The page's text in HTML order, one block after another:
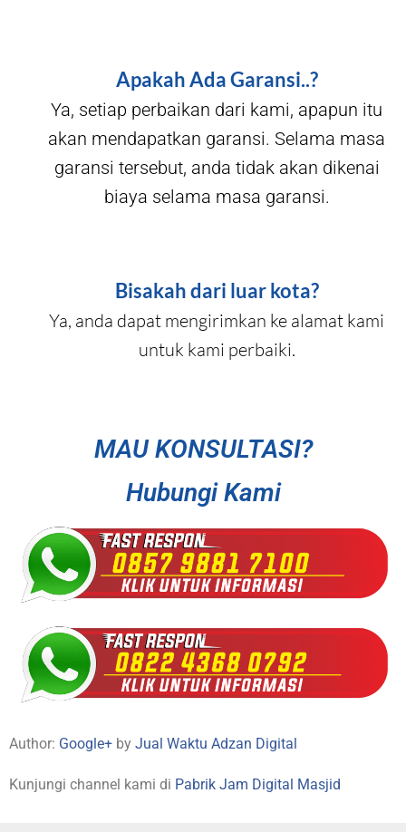
Apakah Ada Garansi..?
Ya, setiap perbaikan dari kami, apapun itu
akan mendapatkan garansi. Selama masa
garansi tersebut, anda tidak akan dikenai
biaya selama masa garansi.
Bisakah dari luar kota?
Ya, anda dapat mengirimkan ke alamat kami
untuk kami perbaiki.
MAU KONSULTASI?
Hubungi Kami
Author: Google+ by Jual Waktu Adzan Digital
Kunjungi channel kami di Pabrik Jam Digital Masjid